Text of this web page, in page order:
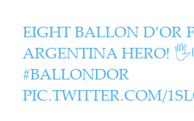
EIGHT BALLON D’OR
ARGENTINA HERO!
#BALLONDOR
PIC.TWITTER.COM/